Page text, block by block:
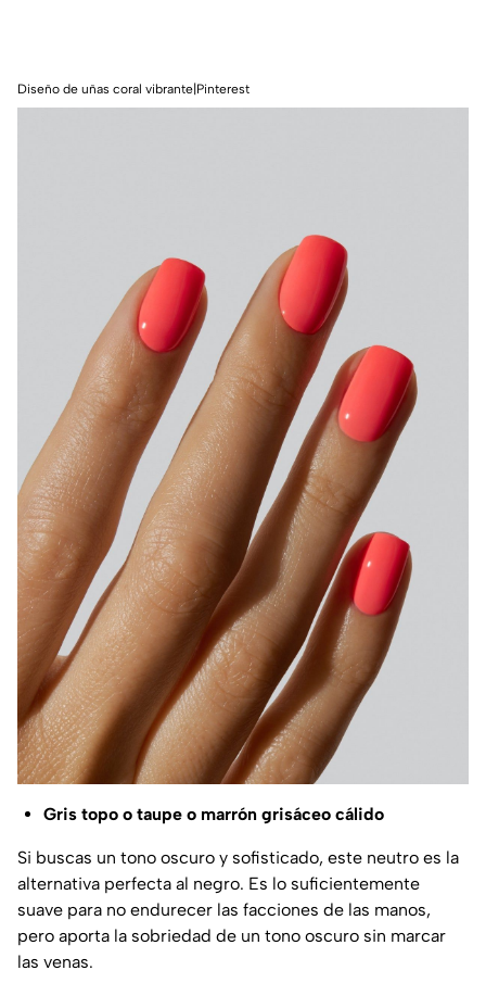
Diseño de uñas coral vibrante|Pinterest
Gris topo o taupe o marrón grisáceo cálido
Si buscas un tono oscuro y sofisticado, este neutro es la
alternativa perfecta al negro. Es lo suficientemente
suave para no endurecer las facciones de las manos,
pero aporta la sobriedad de un tono oscuro sin marcar
las venas.